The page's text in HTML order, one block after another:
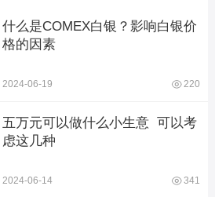
什么是COMEX白银？影响白银价
格的因素
2024-06-19 220
五万元可以做什么小生意  可以考
虑这几种
2024-06-14 341